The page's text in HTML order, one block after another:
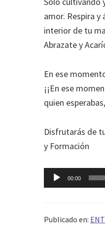
amor. Respira y
interior de tu
Abrazate y
En ese
¡¡En ese
quien
Disfrutarás de
y Formación
Reproductor
de
00:00
Publicado en: